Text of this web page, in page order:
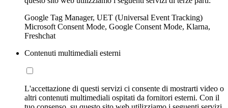
Google Tag Manager, UET (Universal Event Tracking)
Microsoft Consent Mode, Google Consent Mode, Klarna,
Freshchat
Contenuti multimediali esterni
L'accettazione di questi servizi ci consente di mostrarti video o
altri contenuti multimediali ospitati da fornitori esterni. Con il